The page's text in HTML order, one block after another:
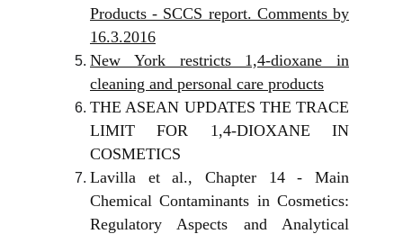
Products - SCCS report. Comments by
16.3.2016
New York restricts 1,4-dioxane in
cleaning and personal care products
THE ASEAN UPDATES THE TRACE
LIMIT FOR 1,4-DIOXANE IN
COSMETICS
Lavilla et al., Chapter 14 - Main
Chemical Contaminants in Cosmetics:
Regulatory Aspects and Analytical